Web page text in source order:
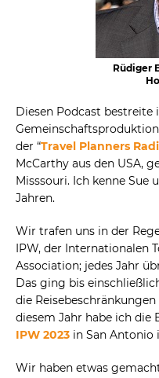
Rüdiger
Diesen Podcast bestreite
der “Travel Planners
McCarthy aus den USA,
Misssouri. Ich kenne Sue
Jahren.
Wir trafen uns in der
IPW, der Internationalen
Association; jedes Jahr
Das ging bis
die
diesem Jahr habe ich die
IPW 2023 in San Antonio
Wir haben etwas